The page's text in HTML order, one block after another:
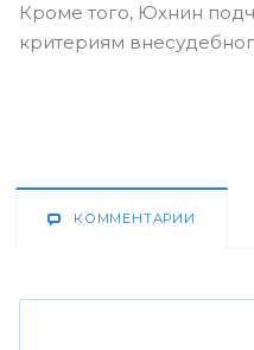
Кроме того, Юхнин
критериям
КОММЕНТАРИИ